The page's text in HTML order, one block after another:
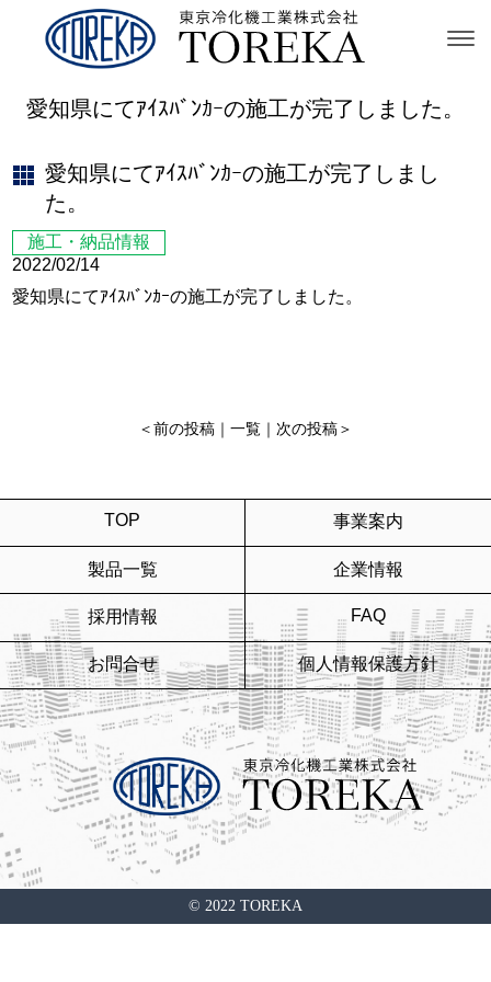
愛知県にてｱｲｽﾊﾞﾝｶｰの施工が完了しました。
愛知県にてｱｲｽﾊﾞﾝｶｰの施工が完了しまし
た。
施工・納品情報
2022/02/14
愛知県にてｱｲｽﾊﾞﾝｶｰの施工が完了しました。
＜ 前の投稿 一覧 次の投稿 ＞
TOP 事業案内
製品一覧 企業情報
採用情報 FAQ
お問合せ 個人情報保護方針
© 2022 TOREKA